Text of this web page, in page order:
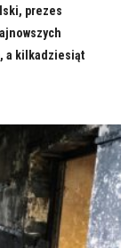
prezes
a kilkadziesiąt